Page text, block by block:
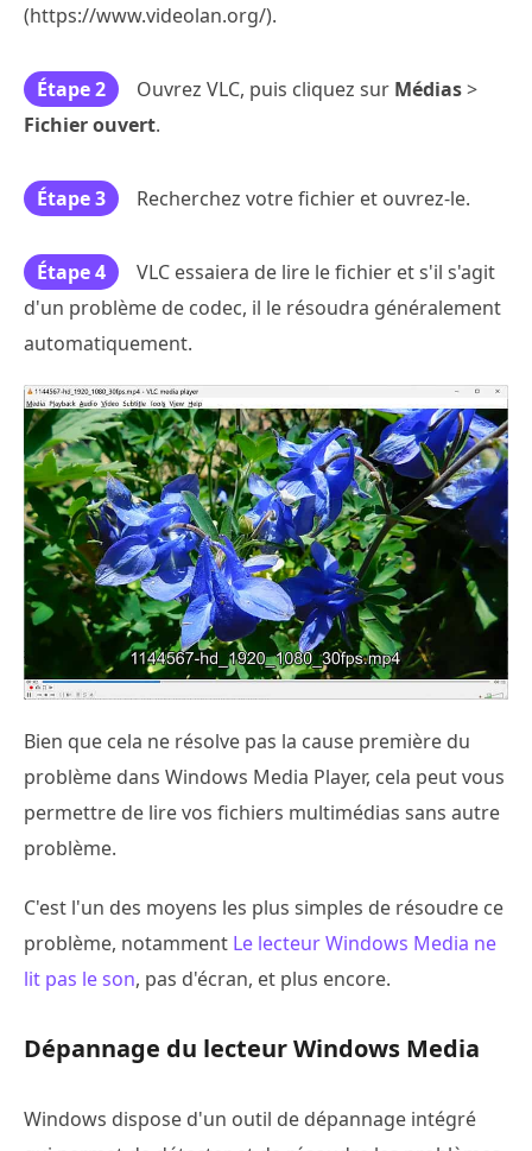
(https://www.videolan.org/).
Étape 2 Ouvrez VLC, puis cliquez sur Médias>
Fichier ouvert.
Étape 3 Recherchez votre fichier et ouvrez-le.
Étape 4
VLC essaiera de lire le fichier et s'il s'agit
d'un problème de codec, il le résoudra généralement
automatiquement.
Bien que cela ne résolve pas la cause première du
problème dans Windows Media Player, cela peut vous
permettre de lire vos fichiers multimédias sans autre
problème.
C'est l'un des moyens les plus simples de résoudre ce
problème, notamment Le lecteur Windows Media ne
lit pas le son, pas d'écran, et plus encore.
Dépannage du lecteur Windows Media
Windows dispose d'un outil de dépannage intégré